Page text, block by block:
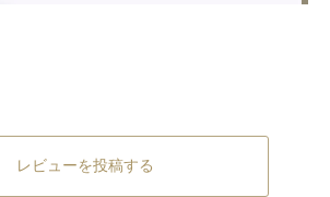
レビューを投稿する